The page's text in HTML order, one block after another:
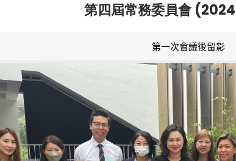
第四屆常務委員會
第一次會議後留影